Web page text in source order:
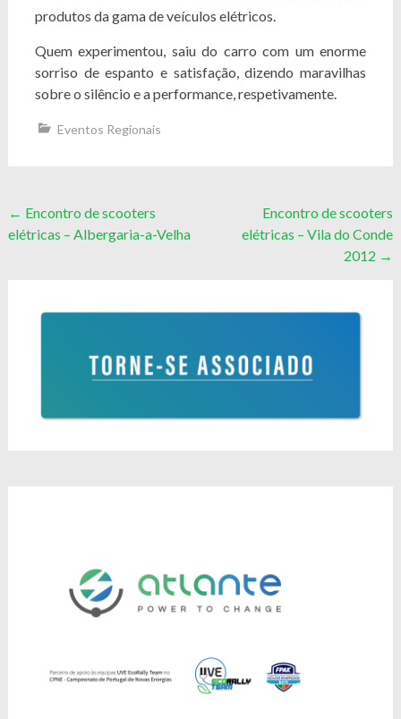
produtos da gama de veículos elétricos.
Quem experimentou, saiu do carro com um enorme
sorriso de espanto e satisfação, dizendo maravilhas
sobre o silêncio e a performance, respetivamente.
Eventos Regionais
Post
navigation
← Encontro de scooters
elétricas – Albergaria-a-Velha
Encontro de scooters
elétricas – Vila do Conde
2012 →